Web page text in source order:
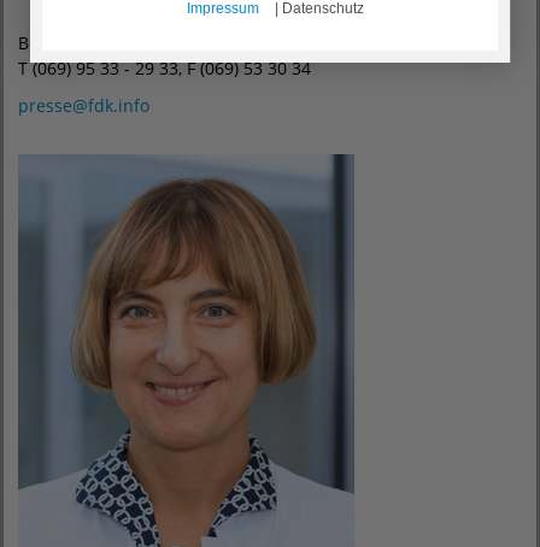
Beatrix Salzgeber
T (069) 95 33 - 29 33, F (069) 53 30 34
presse@fdk.info
Impressum | Datenschutz